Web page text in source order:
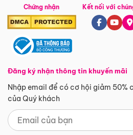
Chứng nhận
Đăng ký nhận thông tin khuyến mãi
Nhập email để có cơ hội giảm 50%
của Quý khách
Kết nối với